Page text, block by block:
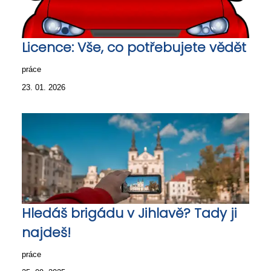
Licence: Vše, co potřebujete vědět
práce
23. 01. 2026
Hledáš brigádu v Jihlavě? Tady ji
najdeš!
práce